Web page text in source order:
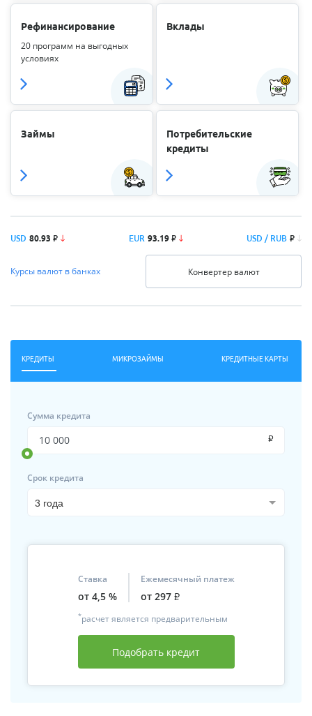
Рефинансирование
20 программ на выгодных
условиях
Вклады
Займы
Потребительские
кредиты
USD 80.93 Р EUR 93.19 Р USD / RUB Р
Курсы валют в банках Конвертер валют
КРЕДИТЫ МИКРОЗАЙМЫ КРЕДИТНЫЕ КАРТЫ
Сумма кредита
P
Срок кредита
3 года
Ставка
от 4,5 %
Ежемесячный платеж
от 297 P
*расчет является предварительным
Подобрать кредит